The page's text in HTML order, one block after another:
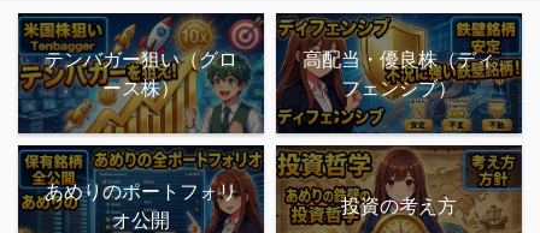
テンバガー狙い（グロ
ース株）
高配当・優良株（ディ
フェンシブ）
あめりのポートフォリ
オ公開
投資の考え方